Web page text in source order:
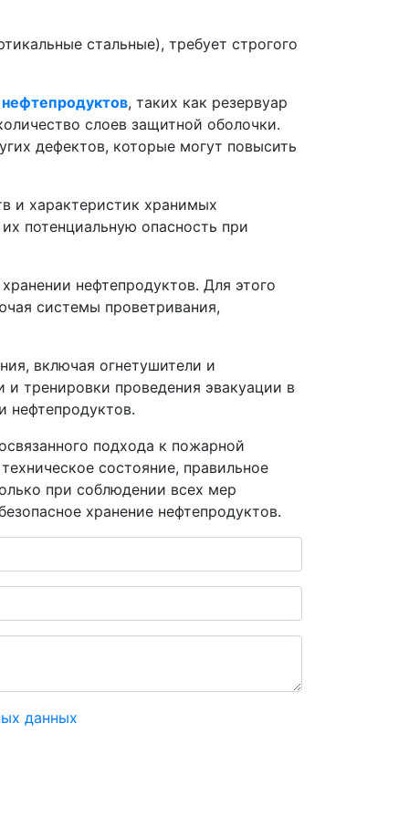
стальные), требует строгого
нефтепродуктов, таких как резервуар
слоев защитной оболочки.
дефектов, которые могут повысить
и характеристик хранимых
потенциальную опасность при
нефтепродуктов. Для этого
системы проветривания,
включая огнетушители и
тренировки проведения эвакуации в
нефтепродуктов.
подхода к пожарной
состояние, правильное
при соблюдении всех мер
хранение нефтепродуктов.
данных